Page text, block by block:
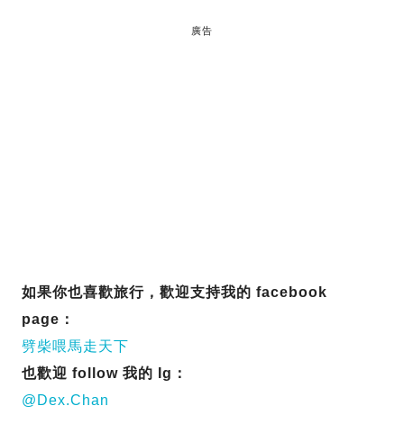
廣告
如果你也喜歡旅行，歡迎支持我的 facebook
page：
劈柴喂馬走天下
也歡迎 follow 我的 Ig：
@Dex.Chan